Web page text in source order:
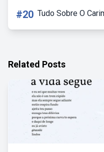
#20 Tudo Sobre O
Related Posts